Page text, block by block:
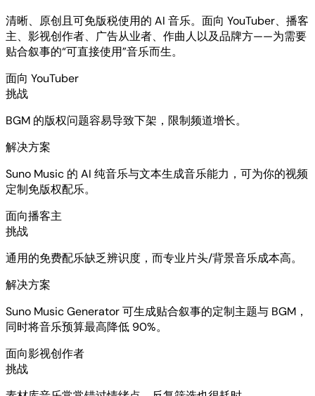
清晰、原创且可免版税使用的 AI 音乐。面向 YouTuber、播客
主、影视创作者、广告从业者、作曲人以及品牌方——为需要
贴合叙事的“可直接使用”音乐而生。
面向 YouTuber
挑战
BGM 的版权问题容易导致下架，限制频道增长。
解决方案
Suno Music 的 AI 纯音乐与文本生成音乐能力，可为你的视频
定制免版权配乐。
面向播客主
挑战
通用的免费配乐缺乏辨识度，而专业片头/背景音乐成本高。
解决方案
Suno Music Generator 可生成贴合叙事的定制主题与 BGM，
同时将音乐预算最高降低 90%。
面向影视创作者
挑战